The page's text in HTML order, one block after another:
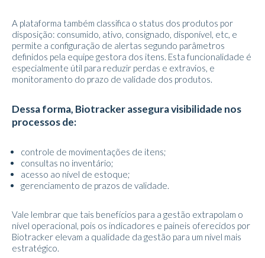
A plataforma também classifica o status dos produtos por
disposição: consumido, ativo, consignado, disponível, etc, e
permite a configuração de alertas segundo parâmetros
definidos pela equipe gestora dos itens. Esta funcionalidade é
especialmente útil para reduzir perdas e extravios, e
monitoramento do prazo de validade dos produtos.
Dessa forma, Biotracker assegura visibilidade nos
processos de:
controle de movimentações de itens;
consultas no inventário;
acesso ao nível de estoque;
gerenciamento de prazos de validade.
Vale lembrar que tais benefícios para a gestão extrapolam o
nível operacional, pois os indicadores e paineis oferecidos por
Biotracker elevam a qualidade da gestão para um nível mais
estratégico.